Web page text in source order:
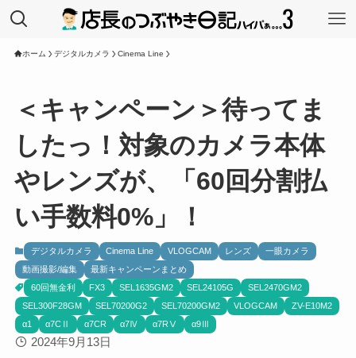
ホーム デジタルカメラ Cinema Line
＜キャンペーン＞待ってま
したっ！対象のカメラ本体
やレンズが、「60回分割払
い手数料0%」！
デジタルカメラ Cinema Line VLOGCAM レンズ
一眼カメラ
動画撮影/編集
最新キャンペーンまとめ
60回無金利
FX3 SEL1635GM2 SEL24105G
SEL2470GM2
SEL300F28GM
SEL70200G2 SEL70200GM2 VLOGCAM
ZV-E10M2
α1
α7CⅡ α7CR α7Ⅳ α7RⅤ α9Ⅲ
2024年9月13日